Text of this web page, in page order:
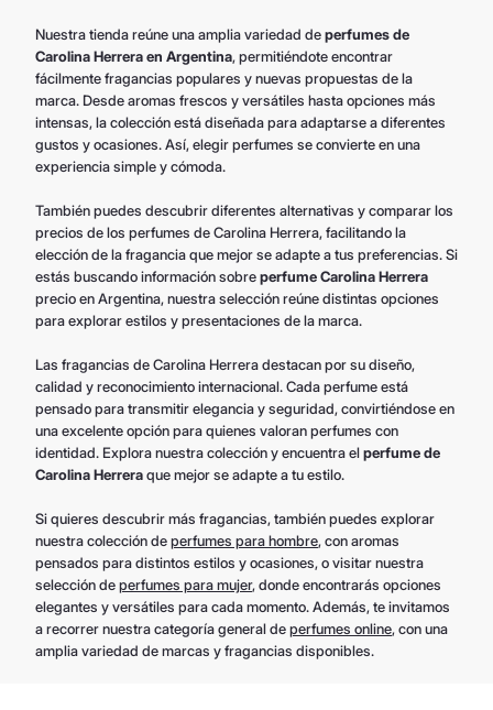
Nuestra tienda reúne una amplia variedad deperfumes de
Carolina Herrera en Argentina, permitiéndote encontrar
fácilmente fragancias populares y nuevas propuestas de la
marca. Desde aromas frescos y versátiles hasta opciones más
intensas, la colección está diseñada para adaptarse a diferentes
gustos y ocasiones. Así, elegir perfumes se convierte en una
experiencia simple y cómoda.
También puedes descubrir diferentes alternativas y comparar los
precios de los perfumes de Carolina Herrera, facilitando la
elección de la fragancia que mejor se adapte a tus preferencias. Si
estás buscando información sobreperfume Carolina Herrera
precio en Argentina, nuestra selección reúne distintas opciones
para explorar estilos y presentaciones de la marca.
Las fragancias de Carolina Herrera destacan por su diseño,
calidad y reconocimiento internacional. Cada perfume está
pensado para transmitir elegancia y seguridad, convirtiéndose en
una excelente opción para quienes valoran perfumes con
identidad. Explora nuestra colección y encuentra elperfume de
Carolina Herreraque mejor se adapte a tu estilo.
Si quieres descubrir más fragancias, también puedes explorar
nuestra colección deperfumes para hombre, con aromas
pensados para distintos estilos y ocasiones, o visitar nuestra
selección deperfumes para mujer, donde encontrarás opciones
elegantes y versátiles para cada momento. Además, te invitamos
a recorrer nuestra categoría general deperfumes online, con una
amplia variedad de marcas y fragancias disponibles.